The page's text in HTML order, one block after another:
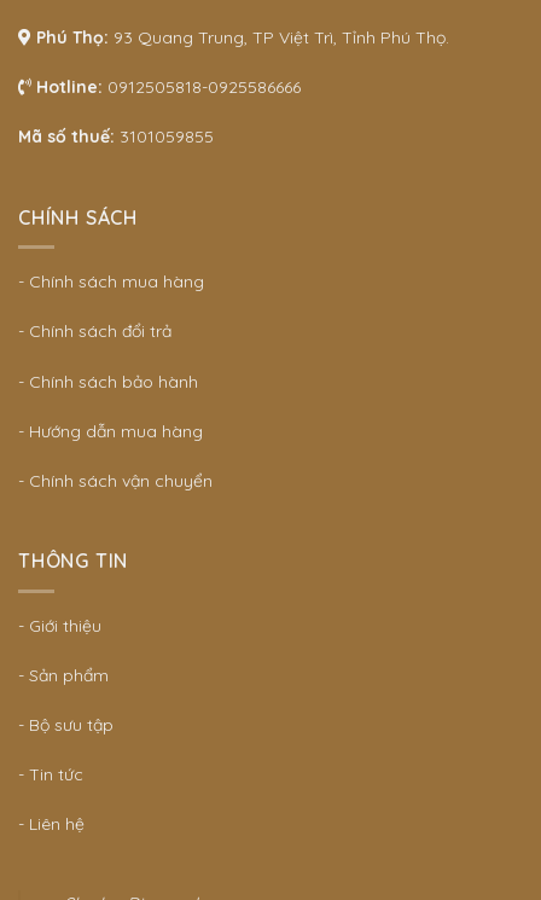
Phú Thọ: 93 Quang Trung, TP Việt Trì, Tỉnh Phú Thọ.
Hotline: 0912505818-0925586666
Mã số thuế: 3101059855
CHÍNH SÁCH
- Chính sách mua hàng
- Chính sách đổi trả
- Chính sách bảo hành
- Hướng dẫn mua hàng
- Chính sách vận chuyển
THÔNG TIN
- Giới thiệu
- Sản phẩm
- Bộ sưu tập
- Tin tức
- Liên hệ